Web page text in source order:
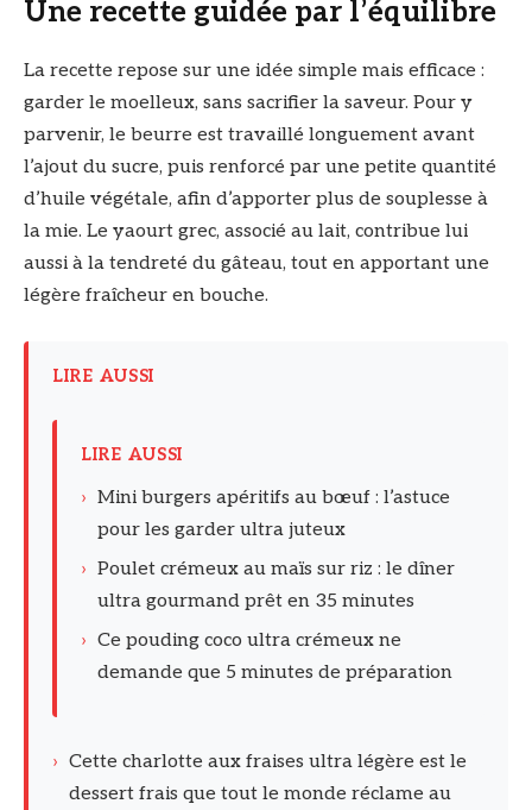
Une recette guidée par l’équilibre
La recette repose sur une idée simple mais efficace :
garder le moelleux, sans sacrifier la saveur. Pour y
parvenir, le beurre est travaillé longuement avant
l’ajout du sucre, puis renforcé par une petite quantité
d’huile végétale, afin d’apporter plus de souplesse à
la mie. Le yaourt grec, associé au lait, contribue lui
aussi à la tendreté du gâteau, tout en apportant une
légère fraîcheur en bouche.
LIRE AUSSI
LIRE AUSSI
› Mini burgers apéritifs au bœuf : l’astuce
pour les garder ultra juteux
› Poulet crémeux au maïs sur riz : le dîner
ultra gourmand prêt en 35 minutes
› Ce pouding coco ultra crémeux ne
demande que 5 minutes de préparation
› Cette charlotte aux fraises ultra légère est le
dessert frais que tout le monde réclame au